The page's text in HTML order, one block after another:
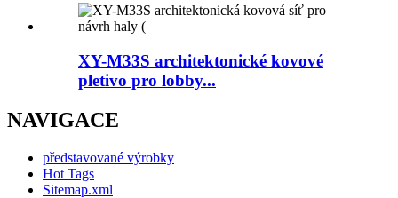
XY-M33S architektonické kovové
pletivo pro lobby...
NAVIGACE
představované výrobky
Hot Tags
Sitemap.xml